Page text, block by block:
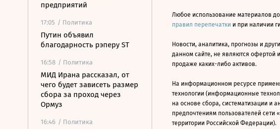
предприятий
17:05 / Политика
Путин объявил
благодарность рэперу ST
16:58 / Политика
МИД Ирана рассказал, от
чего будет зависеть размер
сбора за проход через
Ормуз
16:46 / Политика
Любое использование материалов
правил перепечатки и при наличии
Новости, аналитика, прогнозы и
данном сайте, не являются офертой
продаже каких-либо активов.
На информационном ресурсе
технологии (информационные
на основе сбора, систематизации и
предпочтениям пользователей сети
территории Российской Федерации).